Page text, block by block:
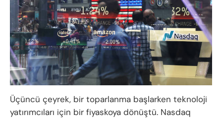
Üçüncü çeyrek, bir toparlanma başlarken teknoloji
yatırımcıları için bir fiyaskoya dönüştü. Nasdaq